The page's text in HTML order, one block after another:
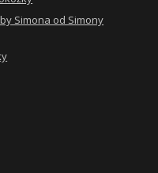
Simona od Simony